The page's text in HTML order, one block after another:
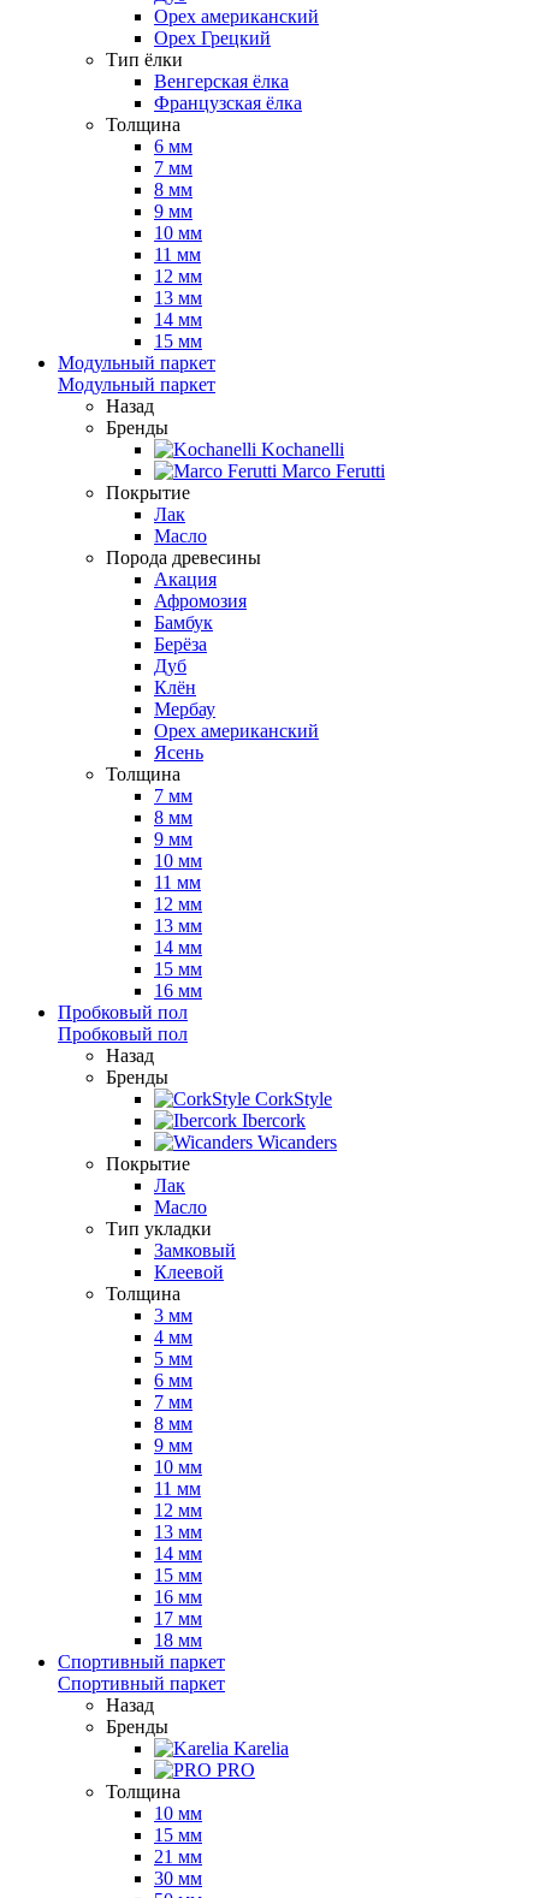
Орех американский
Орех Грецкий
Тип ёлки
Венгерская ёлка
Французская ёлка
Толщина
6 мм
7 мм
8 мм
9 мм
10 мм
11 мм
12 мм
13 мм
14 мм
15 мм
Модульный паркет
Модульный паркет
Назад
Бренды
Kochanelli
Marco Ferutti
Покрытие
Лак
Масло
Порода древесины
Акация
Афромозия
Бамбук
Берёза
Дуб
Клён
Мербау
Орех американский
Ясень
Толщина
7 мм
8 мм
9 мм
10 мм
11 мм
12 мм
13 мм
14 мм
15 мм
16 мм
Пробковый пол
Пробковый пол
Назад
Бренды
CorkStyle
Ibercork
Wicanders
Покрытие
Лак
Масло
Тип укладки
Замковый
Клеевой
Толщина
3 мм
4 мм
5 мм
6 мм
7 мм
8 мм
9 мм
10 мм
11 мм
12 мм
13 мм
14 мм
15 мм
16 мм
17 мм
18 мм
Спортивный паркет
Спортивный паркет
Назад
Бренды
Karelia
PRO
Толщина
10 мм
15 мм
21 мм
30 мм